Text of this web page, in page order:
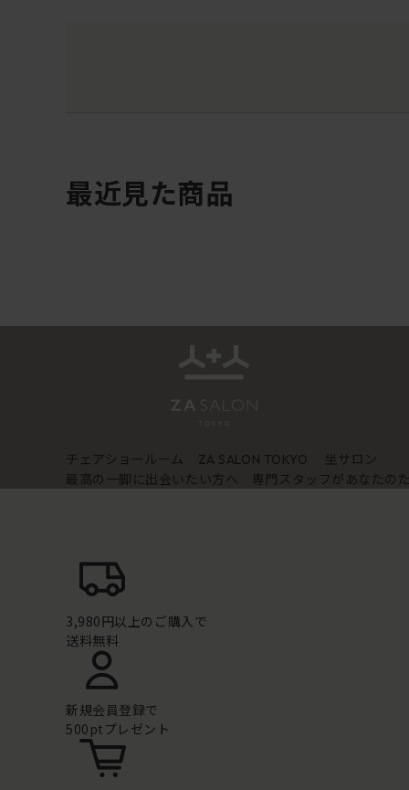
最近見た商品
チェアショールーム ZA SALON TOKYO
坐サロン
最高の一脚に出会いたい方へ 専門スタッフがあなたの
3,980円以上のご購入で
送料無料
新規会員登録で
500ptプレゼント